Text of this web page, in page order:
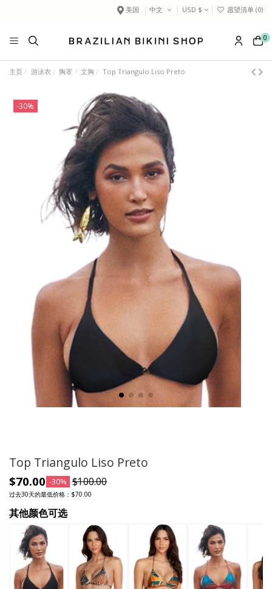
美国 中文 USD $ 愿望清单 (0)
0
主页 游泳衣 胸罩 文胸 Top Triangulo Liso Preto
-30%
Top Triangulo Liso Preto
$70.00 -30% $100.00
过去30天的最低价格：$70.00
其他颜色可选